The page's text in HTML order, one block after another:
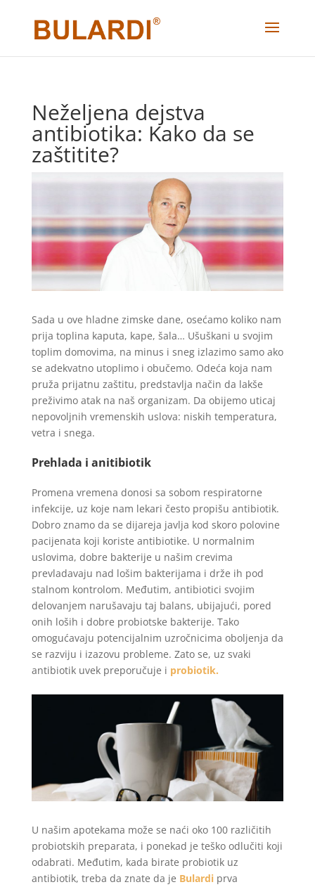
Neželjena dejstva
antibiotika: Kako da se
zaštitite?
Sada u ove hladne zimske dane, osećamo koliko nam
prija toplina kaputa, kape, šala… Ušuškani u svojim
toplim domovima, na minus i sneg izlazimo samo ako
se adekvatno utoplimo i obučemo. Odeća koja nam
pruža prijatnu zaštitu, predstavlja način da lakše
preživimo atak na naš organizam. Da obijemo uticaj
nepovoljnih vremenskih uslova: niskih temperatura,
vetra i snega.
Prehlada i anitibiotik
Promena vremena donosi sa sobom respiratorne
infekcije, uz koje nam lekari često propišu antibiotik.
Dobro znamo da se dijareja javlja kod skoro polovine
pacijenata koji koriste antibiotike. U normalnim
uslovima, dobre bakterije u našim crevima
prevladavaju nad lošim bakterijama i drže ih pod
stalnom kontrolom. Međutim, antibiotici svojim
delovanjem narušavaju taj balans, ubijajući, pored
onih loših i dobre probiotske bakterije. Tako
omogućavaju potencijalnim uzročnicima oboljenja da
se razviju i izazovu probleme. Zato se, uz svaki
antibiotik uvek preporučuje i probiotik.
U našim apotekama može se naći oko 100 različitih
probiotskih preparata, i ponekad je teško odlučiti koji
odabrati. Međutim, kada birate probiotik uz
antibiotik, treba da znate da je Bulardiprva